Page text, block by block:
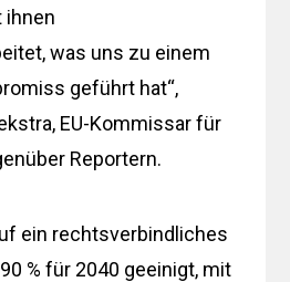
ihnen
was uns zu einem
geführt hat“,
EU-Kommissar für
Reportern.
ein rechtsverbindliches
% für 2040 geeinigt, mit